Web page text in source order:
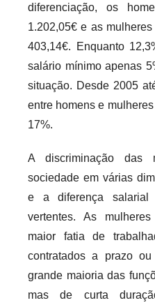
diferenciação, os
1.202,05€ e as
403,14€. Enquanto
salário mínimo apenas
situação. Desde 2005
entre homens e
17%.
A discriminação das
sociedade em várias
e a diferença salarial
vertentes. As
maior fatia de
contratados a prazo
grande maioria das
mas de curta